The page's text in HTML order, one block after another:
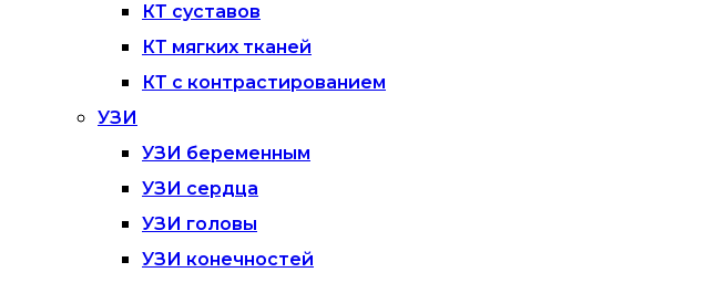
КТ суставов
КТ мягких тканей
КТ с контрастированием
УЗИ
УЗИ беременным
УЗИ сердца
УЗИ головы
УЗИ конечностей